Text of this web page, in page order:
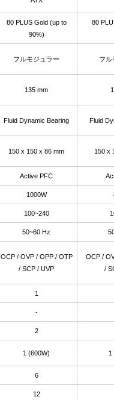
80 PLUS Gold (up to
90%)
80
フルモジュラー フル
135 mm
Fluid Dynamic Bearing Fluid
150 x 150 x 86 mm 150 x
Active PFC
1000W
100~240
50~60 Hz
OCP / OVP / OPP / OTP
/ SCP / UVP
OCP /
/
1
-
2
1 (600W) 1
6
12